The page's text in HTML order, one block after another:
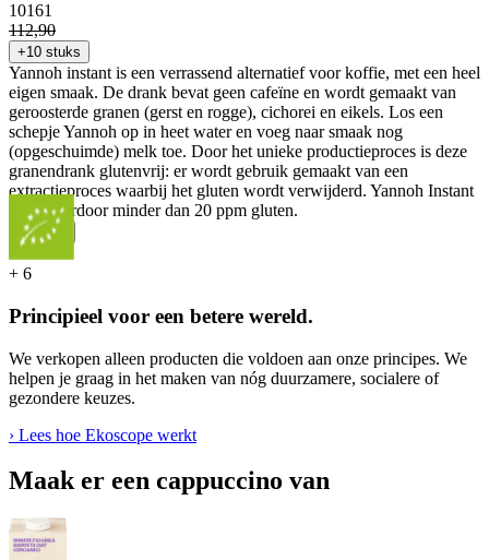
10161
112,90
+10 stuks
Yannoh instant is een verrassend alternatief voor koffie, met een heel
eigen smaak. De drank bevat geen cafeïne en wordt gemaakt van
geroosterde granen (gerst en rogge), cichorei en eikels. Los een
schepje Yannoh op in heet water en voeg naar smaak nog
(opgeschuimde) melk toe. Door het unieke productieproces is deze
granendrank glutenvrij: er wordt gebruik gemaakt van een
extractieproces waarbij het gluten wordt verwijderd. Yannoh Instant
bevat hierdoor minder dan 20 ppm gluten.
... Meer
+ 6
Principieel voor een betere wereld.
We verkopen alleen producten die voldoen aan onze principes. We
helpen je graag in het maken van nóg duurzamere, socialere of
gezondere keuzes.
› Lees hoe Ekoscope werkt
Maak er een cappuccino van